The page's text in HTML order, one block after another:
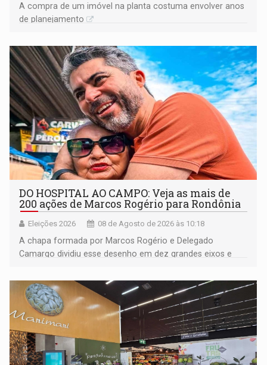
A compra de um imóvel na planta costuma envolver anos
de planejamento
DO HOSPITAL AO CAMPO: Veja as mais de
200 ações de Marcos Rogério para Rondônia
Eleições 2026 08 de Agosto de 2026 às 10:18
A chapa formada por Marcos Rogério e Delegado
Camargo dividiu esse desenho em dez grandes eixos e